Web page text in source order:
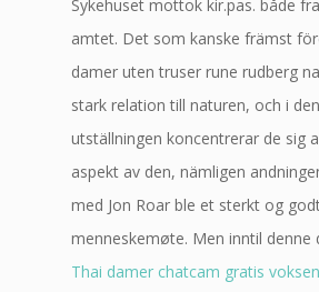
Sykehuset mottok kir.pas. både
amtet. Det som kanske främst
damer uten truser rune rudberg
stark relation till naturen, och i
utställningen koncentrerar de sig
aspekt av den, nämligen
med Jon Roar ble et sterkt og
menneskemøte. Men inntil denne
Thai damer chatcam gratis